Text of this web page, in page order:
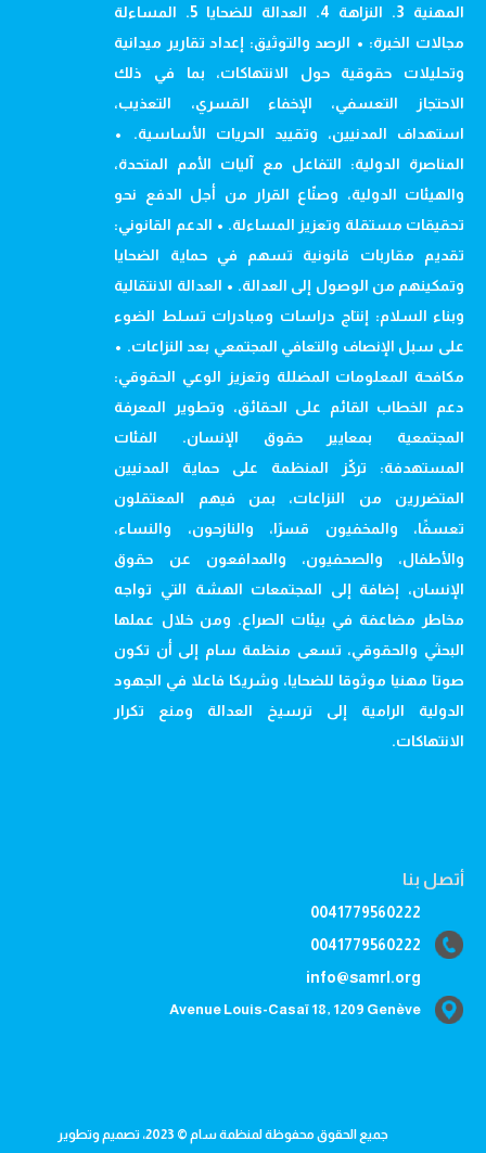
المهنية 3. النزاهة 4. العدالة للضحايا 5. المساءلة
مجالات الخبرة: • الرصد والتوثيق: إعداد تقارير ميدانية
وتحليلات حقوقية حول الانتهاكات، بما في ذلك
الاحتجاز التعسفي، الإخفاء القسري، التعذيب،
استهداف المدنيين، وتقييد الحريات الأساسية. •
المناصرة الدولية: التفاعل مع آليات الأمم المتحدة،
والهيئات الدولية، وصنّاع القرار من أجل الدفع نحو
تحقيقات مستقلة وتعزيز المساءلة. • الدعم القانوني:
تقديم مقاربات قانونية تسهم في حماية الضحايا
وتمكينهم من الوصول إلى العدالة. • العدالة الانتقالية
وبناء السلام: إنتاج دراسات ومبادرات تسلط الضوء
على سبل الإنصاف والتعافي المجتمعي بعد النزاعات. •
مكافحة المعلومات المضللة وتعزيز الوعي الحقوقي:
دعم الخطاب القائم على الحقائق، وتطوير المعرفة
المجتمعية بمعايير حقوق الإنسان. الفئات
المستهدفة: تركّز المنظمة على حماية المدنيين
المتضررين من النزاعات، بمن فيهم المعتقلون
تعسفًا، والمخفيون قسرًا، والنازحون، والنساء،
والأطفال، والصحفيون، والمدافعون عن حقوق
الإنسان، إضافة إلى المجتمعات الهشة التي تواجه
مخاطر مضاعفة في بيئات الصراع. ومن خلال عملها
البحثي والحقوقي، تسعى منظمة سام إلى أن تكون
صوتا مهنيا موثوقا للضحايا، وشريكا فاعلا في الجهود
الدولية الرامية إلى ترسيخ العدالة ومنع تكرار
الانتهاكات.
أتصل بنا
0041779560222
0041779560222
info@samrl.org
Avenue Louis-Casaï 18, 1209 Genève
جميع الحقوق محفوظة لمنظمة سام © 2023، تصميم وتطوير